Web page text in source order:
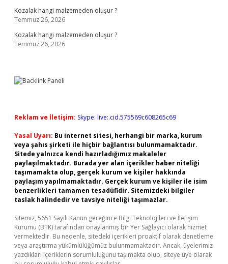
Kozalak hangi malzemeden oluşur ?
Temmuz 26, 2026
Kozalak hangi malzemeden oluşur ?
Temmuz 26, 2026
Reklam ve İletişim: Skype: live:.cid.575569c608265c69
Yasal Uyarı: Bu internet sitesi, herhangi bir marka, kurum
veya şahıs şirketi ile hiçbir bağlantısı bulunmamaktadır.
Sitede yalnızca kendi hazırladığımız makaleler
paylaşılmaktadır. Burada yer alan içerikler haber niteliği
taşımamakta olup, gerçek kurum ve kişiler hakkında
paylaşım yapılmamaktadır. Gerçek kurum ve kişiler ile isim
benzerlikleri tamamen tesadüfidir. Sitemizdeki bilgiler
taslak halindedir ve tavsiye niteliği taşımazlar.
Sitemiz, 5651 Sayılı Kanun gereğince Bilgi Teknolojileri ve İletişim
Kurumu (BTK) tarafından onaylanmış bir Yer Sağlayıcı olarak hizmet
vermektedir. Bu nedenle, sitedeki içerikleri proaktif olarak denetleme
veya araştırma yükümlülüğümüz bulunmamaktadır. Ancak, üyelerimiz
yazdıkları içeriklerin sorumluluğunu taşımakta olup, siteye üye olarak